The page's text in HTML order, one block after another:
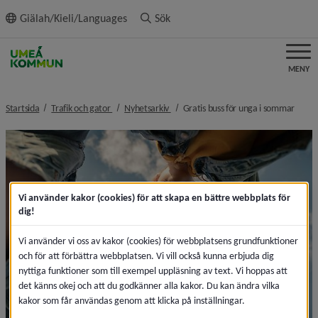
innehållet
Giälah/Kieli/Languages Sök
MENY
Startsida Trafik och gator nivå i brödsmulenavigeringen
Nyhetsarkiv nivå i brödsmulenavigeringen
Gratis buss för unga i sommarnivå i
Vi använder kakor (cookies) för att skapa en bättre webbplats för
dig!
Vi använder vi oss av kakor (cookies) för webbplatsens grundfunktioner
och för att förbättra webbplatsen. Vi vill också kunna erbjuda dig
nyttiga funktioner som till exempel uppläsning av text. Vi hoppas att
det känns okej och att du godkänner alla kakor. Du kan ändra vilka
kakor som får användas genom att klicka på inställningar.